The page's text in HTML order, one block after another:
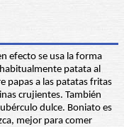
efecto se usa la forma
patata al
papas a las patatas fritas
crujientes. También
dulce. Boniato es
mejor para comer